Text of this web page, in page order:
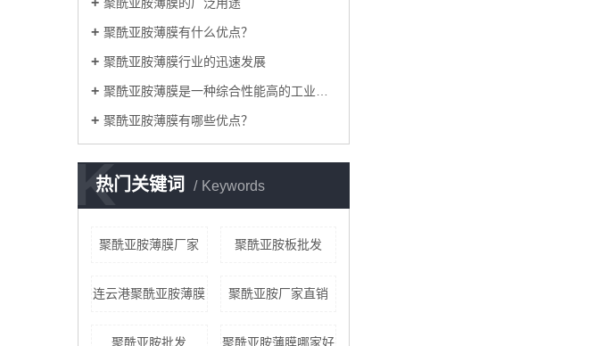
聚酰亚胺薄膜有什么优点？
聚酰亚胺薄膜行业的迅速发展
聚酰亚胺薄膜是一种综合性能高的工业材料
聚酰亚胺薄膜有哪些优点？
热门关键词 Keywords
K
聚酰亚胺薄膜厂家 聚酰亚胺板批发
连云港聚酰亚胺薄膜 聚酰亚胺厂家直销
聚酰亚胺批发 聚酰亚胺薄膜哪家好